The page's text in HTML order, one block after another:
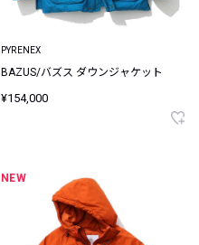
PYRENEX
BAZUS/バズス ダウンジャケット
¥154,000
NEW